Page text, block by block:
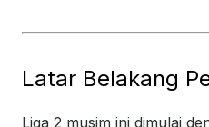
Latar Belakang
Liga 2 musim ini dimulai